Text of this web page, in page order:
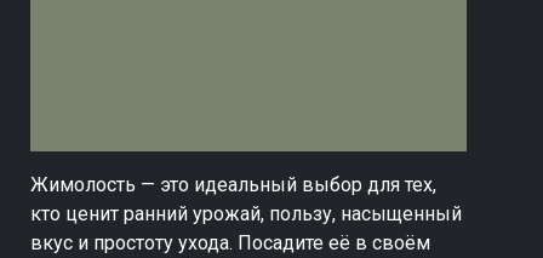
Жимолость — это идеальный выбор для тех,
кто ценит ранний урожай, пользу, насыщенный
вкус и простоту ухода. Посадите её в своём